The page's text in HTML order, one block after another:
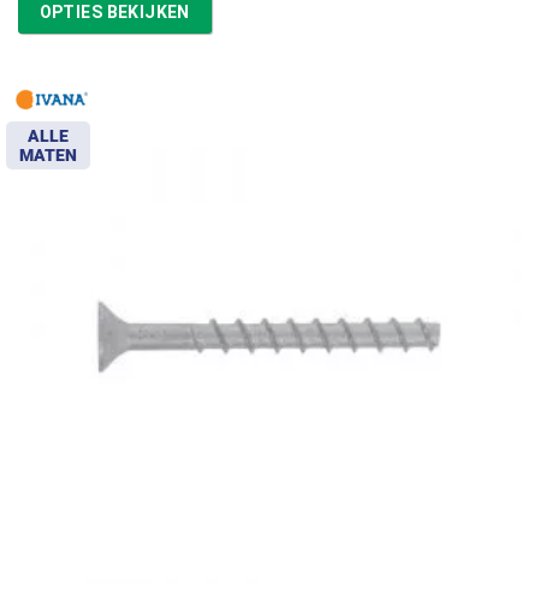
€57,67
OPTIES BEKIJKEN
ALLE
MATEN